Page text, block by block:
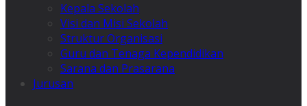
Kepala Sekolah
Visi dan Misi Sekolah
Struktur Organisasi
Guru dan Tenaga Kependidikan
Sarana dan Prasarana
Jurusan